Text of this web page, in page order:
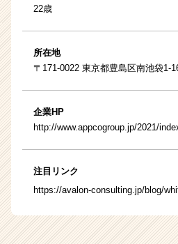
22歳
所在地
〒171-0022 東京都豊島区南池袋1-
企業HP
http://www.appcogroup.jp/2021/
注目リンク
https://avalon-consulting.jp/blog/